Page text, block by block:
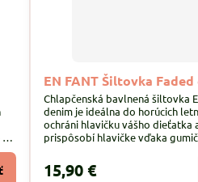
v
EN FANT Šiltovka Faded
Chlapčenská bavlnená šiltovka
denim je ideálna do horúcich
ochráni hlavičku vášho dieťatka
prispôsobí hlavičke vďaka
15,90 €